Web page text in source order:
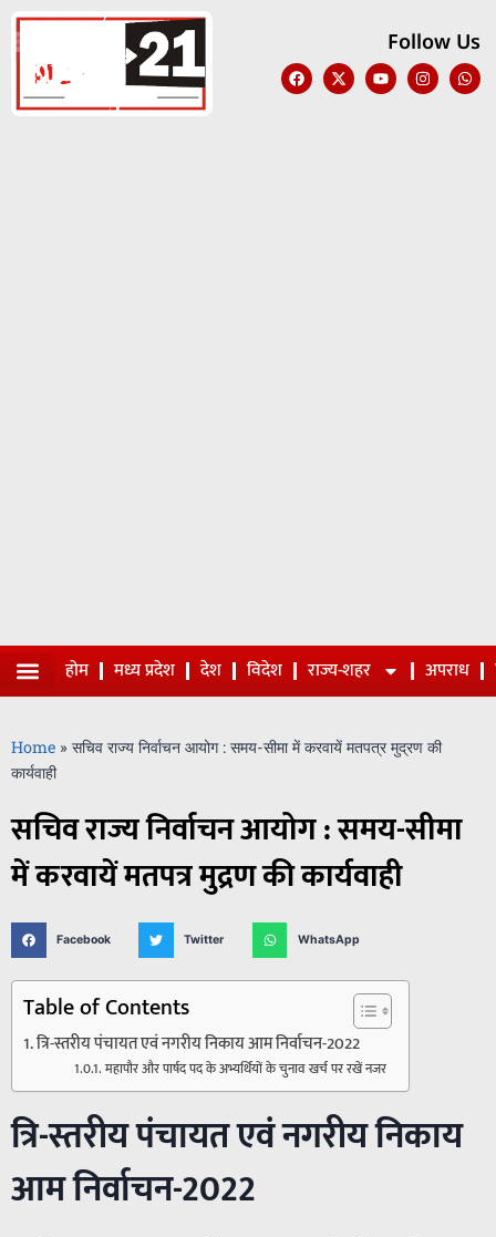
Follow Us
होम मध्य प्रदेश देश विदेश राज्य-शहर अपराध
Home » सचिव राज्य निर्वाचन आयोग : समय-सीमा में करवायें मतपत्र मुद्रण की
कार्यवाही
सचिव राज्य निर्वाचन आयोग : समय-सीमा
में करवायें मतपत्र मुद्रण की कार्यवाही
Facebook Twitter WhatsApp
Table of Contents
त्रि-स्तरीय पंचायत एवं नगरीय निकाय आम निर्वाचन-2022
महापौर और पार्षद पद के अभ्यर्थियों के चुनाव खर्च पर रखें नजर
त्रि-स्तरीय पंचायत एवं नगरीय निकाय
आम निर्वाचन-2022